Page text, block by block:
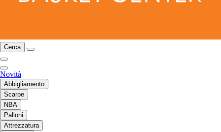
Cerca
Novità
Abbigliamento
Scarpe
NBA
Palloni
Attrezzatura